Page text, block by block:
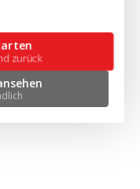
zurück